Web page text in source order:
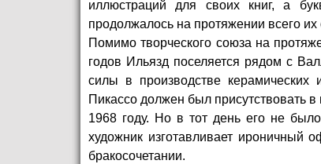
иллюстраций для своих книг, а
продолжалось на протяжении всего их
Помимо творческого союза на
годов Ильязд поселяется рядом с
силы в производстве
Пикассо должен был присутствовать
1968 году. Но в тот день его не
художник изготавливает
бракосочетании.